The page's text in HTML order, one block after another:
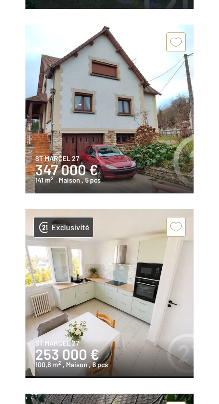
ST MARCEL 27
347 000 €
141 m2 , Maison, 5 pcs
Exclusivité
ST MARCEL 27
253 000 €
100,8 m2 , Maison, 6 pcs